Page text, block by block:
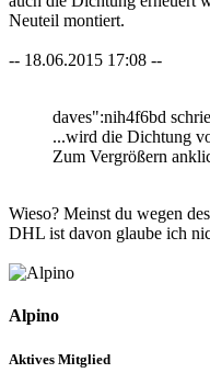
Neuteil montiert.
-- 18.06.2015 17:08 --
daves":nih4f6bd
...wird die Dichtung
Zum Vergrößern
Wieso? Meinst du wegen
DHL ist davon glaube ich
Alpino
Aktives Mitglied